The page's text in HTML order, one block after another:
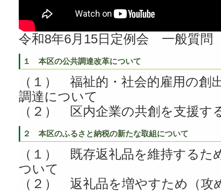
令和8年6月15日定例会 一般質
１ 本区の公共調達改革について
（１） 福祉的・社会的雇用の創
調達について
（２） 区内企業の共創を支援す
２ 本区のふるさと納税の新たな取組について
（１） 既存返礼品を維持するた
ついて
（２） 返礼品を増やすため（攻